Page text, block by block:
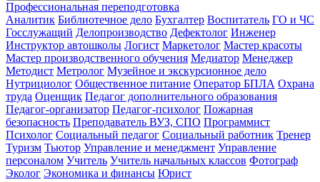
Профессиональная переподготовка
Аналитик Библиотечное дело Бухгалтер Воспитатель ГО и ЧС
Госслужащий Делопроизводство Дефектолог Инженер
Инструктор автошколы Логист Маркетолог Мастер красоты
Мастер производственного обучения Медиатор Менеджер
Методист Метролог Музейное и экскурсионное дело
Нутрициолог Общественное питание Оператор БПЛА Охрана
труда Оценщик Педагог дополнительного образования
Педагог-организатор Педагог-психолог Пожарная
безопасность Преподаватель ВУЗ, СПО Программист
Психолог Социальный педагог Социальный работник Тренер
Туризм Тьютор Управление и менеджмент Управление
персоналом Учитель Учитель начальных классов Фотограф
Эколог Экономика и финансы Юрист